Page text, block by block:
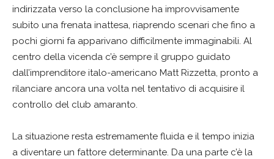
indirizzata verso la conclusione ha improvvisamente
subito una frenata inattesa, riaprendo scenari che fino a
pochi giorni fa apparivano difficilmente immaginabili. Al
centro della vicenda c’è sempre il gruppo guidato
dall’imprenditore italo-americano Matt Rizzetta, pronto a
rilanciare ancora una volta nel tentativo di acquisire il
controllo del club amaranto.
La situazione resta estremamente fluida e il tempo inizia
a diventare un fattore determinante. Da una parte c’è la